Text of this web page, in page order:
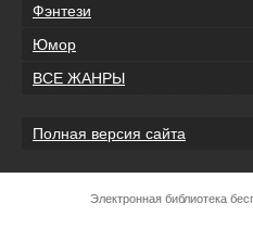
Фэнтези
Юмор
ВСЕ ЖАНРЫ
Полная версия сайта
Электронная библиотека